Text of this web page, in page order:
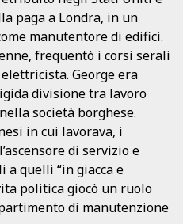
paga a Londra, in un
manutentore di edifici.
frequentò i corsi serali
George era
divisione tra lavoro
società borghese.
in cui lavorava, i
di servizio e
quelli “in giacca e
politica giocò un ruolo
di manutenzione